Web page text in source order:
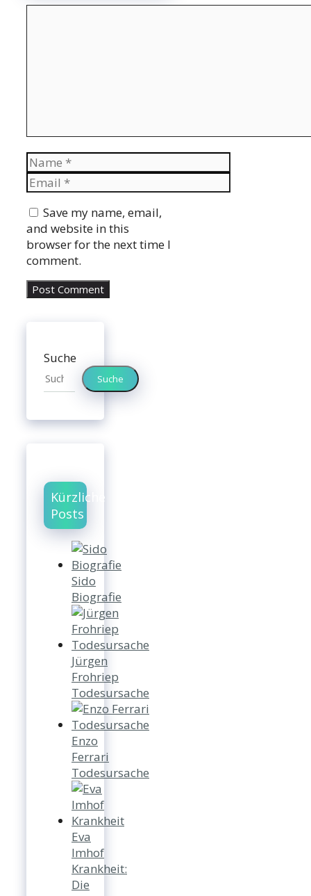
Name
Email
Save my name, email,
and website in this
browser for the next time I
comment.
Suche
Suche
Kürzliche
Posts
Sido
Biografie
Jürgen
Frohriep
Todesursache
Enzo
Ferrari
Todesursache
Eva
Imhof
Krankheit:
Die